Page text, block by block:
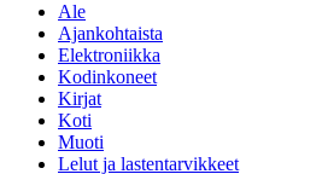
Ale
Ajankohtaista
Elektroniikka
Kodinkoneet
Kirjat
Koti
Muoti
Lelut ja lastentarvikkeet